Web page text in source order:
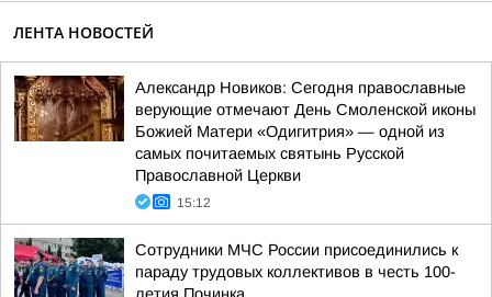
ЛЕНТА НОВОСТЕЙ
Александр Новиков: Сегодня православные
верующие отмечают День Смоленской иконы
Божией Матери «Одигитрия» — одной из
самых почитаемых святынь Русской
Православной Церкви
15:12
Сотрудники МЧС России присоединились к
параду трудовых коллективов в честь 100-